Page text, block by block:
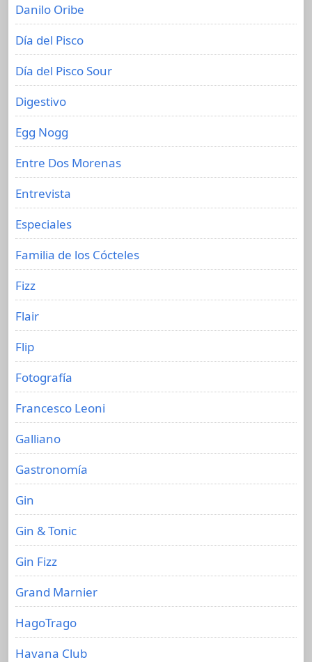
Danilo Oribe
Día del Pisco
Día del Pisco Sour
Digestivo
Egg Nogg
Entre Dos Morenas
Entrevista
Especiales
Familia de los Cócteles
Fizz
Flair
Flip
Fotografía
Francesco Leoni
Galliano
Gastronomía
Gin
Gin & Tonic
Gin Fizz
Grand Marnier
HagoTrago
Havana Club